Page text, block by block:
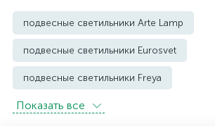
подвесные светильники Arte Lamp
подвесные светильники Eurosvet
подвесные светильники Freya
подвесные светильники Imperium Loft
Показать всe